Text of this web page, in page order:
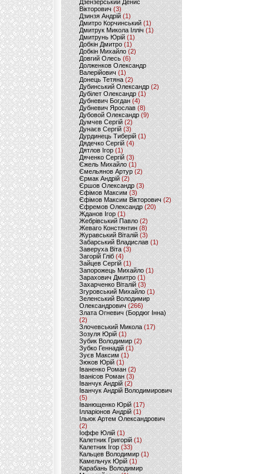
Дзензерський Денис
Вікторович (3)
Дзинзя Андрій (1)
Дмитро Корчинський (1)
Дмитрук Микола Ілліч (1)
Дмитрунь Юрій (1)
Добкін Дмитро(1)
Добкін Михайло (2)
Довгий Олесь (6)
Долженков Олександр
Валерійович (1)
Донець Тетяна (2)
Дубинський Олександр(2)
Дубілет Олександр (1)
Дубневич Богдан (4)
Дубневич Ярослав (8)
Дубовой Олександр(9)
Думчев Сергій (2)
Дунаєв Сергій(3)
Дурдинець Тиберій (1)
Дядечко Сергій (4)
Дятлов Ігор (1)
Дяченко Сергій (3)
Єжель Михайло (1)
Ємельянов Артур (2)
Єрмак Андрій (2)
Єршов Олександр (3)
Єфімов Максим (3)
Єфімов Максим Вікторович (2)
Єфремов Олександр (20)
Жданов Ігор (1)
Жебрівський Павло (2)
Жеваго Констянтин (8)
Журавський Віталій (3)
Забарський Владислав (1)
Заверуха Віта (3)
Загорій Гліб (4)
Зайцев Сергій(1)
Запорожець Михайло (1)
Зарахович Дмитро (1)
Захарченко Віталій (3)
Згуровський Михайло (1)
Зеленський Володимир
Олександрович (266)
Злата Огневич (Бордюг Інна)
(2)
Злочевський Микола(17)
Зозуля Юрій (1)
Зубик Володимир (2)
Зубко Геннадій (1)
Зуєв Максим(1)
Зюков Юрій (1)
Іваненко Роман (2)
Іванісов Роман (3)
Іванчук Андрій(2)
Іванчук Андрій Володимирович
(5)
Іванющенко Юрій (17)
Ілларіонов Андрій (1)
Ільюк Артем Олександрович
(2)
Іоффе Юлій (1)
Калетник Григорій(1)
Калетник Ігор (33)
Кальцев Володимир(1)
Камельчук Юрій (1)
Карабань Володимир